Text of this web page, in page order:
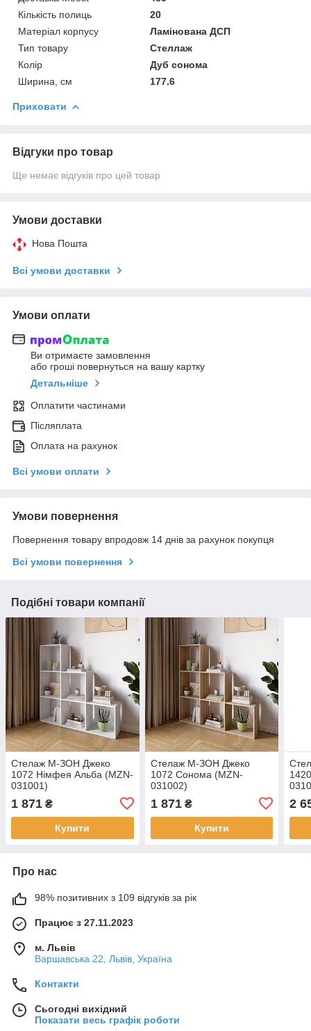
Кількість полиць
20
Матеріал корпусу
Ламінована ДСП
Тип товару
Стеллаж
Колір
Дуб сонома
Ширина, см
177.6
Приховати
Відгуки про товар
Ще немає відгуків про цей товар
Умови доставки
Нова Пошта
Всі умови доставки
Умови оплати
Ви отримаєте замовлення
або гроші повернуться на вашу картку
Детальніше
Оплатити частинами
Післяплата
Оплата на рахунок
Всі умови оплати
Умови повернення
Повернення товару впродовж 14 днів за рахунок покупця
Всі умови повернення
Подібні товари компанії
Стелаж М-ЗОН Джеко
1072 Німфея Альба (MZN-
031001)
1 871 ₴
Купити
Стелаж М-ЗОН Джеко
1072 Сонома (MZN-
031002)
1 871₴
Купити
2
Про нас
98% позитивних з 109 відгуків за рік
Працює з 27.11.2023
м. Львів
Варшавська 22, Львів, Україна
Контакти
Сьогодні вихідний
Показати весь графік роботи